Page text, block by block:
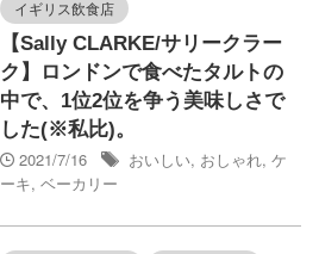
イギリス飲食店
【Sally CLARKE/サリークラー
ク】ロンドンで食べたタルトの
中で、1位2位を争う美味しさで
した(※私比)。
2021/7/16
おいしい, おしゃれ, ケ
ーキ, ベーカリー